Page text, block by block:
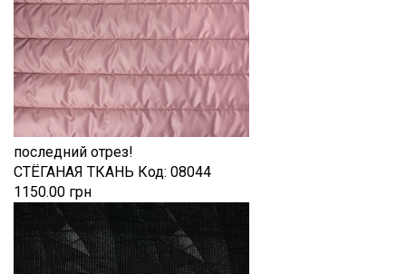
последний отрез!
СТЁГАНАЯ ТКАНЬ Код: 08044
1150.00 грн